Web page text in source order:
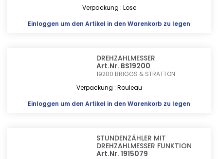
Verpackung : Lose
Einloggen um den Artikel in den Warenkorb zu legen
DREHZAHLMESSER
Art.Nr. BS19200
19200 BRIGGS & STRATTON
Verpackung : Rouleau
Einloggen um den Artikel in den Warenkorb zu legen
STUNDENZÄHLER MIT
DREHZAHLMESSER FUNKTION
Art.Nr. 1915079